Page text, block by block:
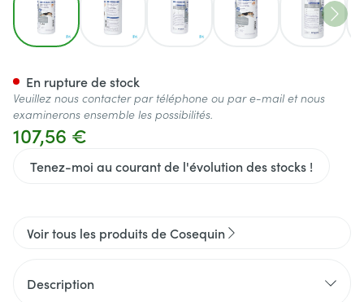
107,56 €
Tenez-moi au courant de l'évolution des stocks !
En rupture de stock
Veuillez nous contacter par téléphone ou par e-mail et nous
examinerons ensemble les possibilités.
Voir tous les produits de Cosequin
Description